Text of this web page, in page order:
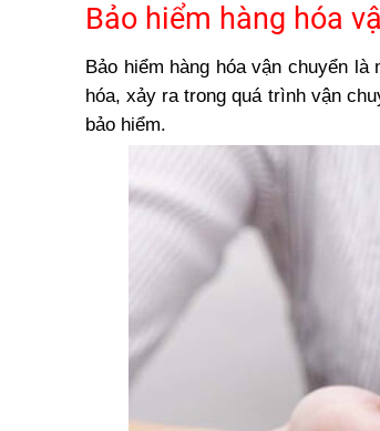
Bảo hiểm hàng hóa
Bảo hiểm hàng hóa vận chuyển
hóa, xảy ra trong quá trình vận
bảo hiểm.